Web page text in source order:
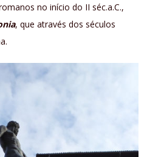
no início do II séc.a.C.,
, que através dos séculos